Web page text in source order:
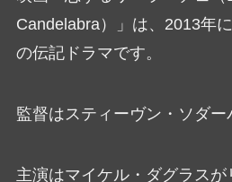
Candelabra）」は、2013年
の伝記ドラマです。
監督はスティーヴン・ソダー
主演はマイケル・ダグラス